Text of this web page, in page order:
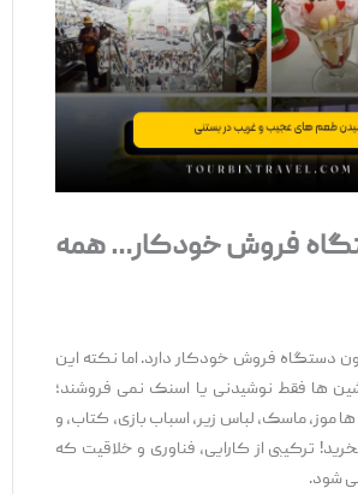
فروش خودکار…همه‌
از ۵ میلیون دستگاه فروش خودکار دارد. اما نکته این‌
‌ها فقط نوشیدنی یا اسنک نمی ‌فروشند؛
موز، ماسک، لباس زیر، اسباب ‌بازی، کتاب، و
ترکیبی از کارایی، فناوری و خلاقیت که
شود.